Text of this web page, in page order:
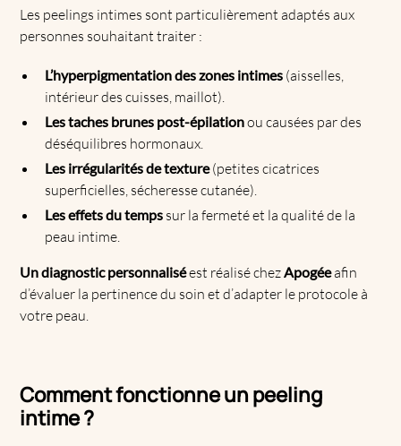
Les peelings intimes sont particulièrement adaptés aux
personnes souhaitant traiter :
L’hyperpigmentation des zones intimes (aisselles,
intérieur des cuisses, maillot).
Les taches brunes post-épilationou causées par des
déséquilibres hormonaux.
Les irrégularités de texture(petites cicatrices
superficielles, sécheresse cutanée).
Les effets du temps sur la fermeté et la qualité de la
peau intime.
Un diagnostic personnaliséest réalisé chezApogéeafin
d’évaluer la pertinence du soin et d’adapter le protocole à
votre peau.
Comment fonctionne un peeling
intime ?